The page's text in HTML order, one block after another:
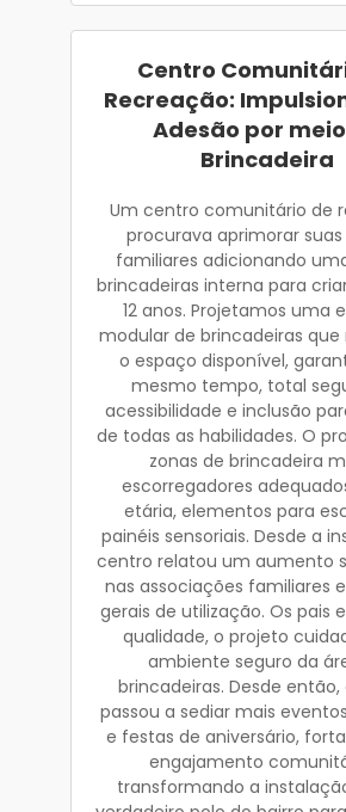
Centro
Recreação:
Adesão por
Brincadeira
Um centro comunitário de
procurava aprimorar
familiares adicionando
brincadeiras interna para
12 anos. Projetamos uma
modular de brincadeiras que
o espaço disponível,
mesmo tempo, total
acessibilidade e inclusão
de todas as habilidades. O
zonas de brincadeira
escorregadores
etária, elementos para
painéis sensoriais. Desde a
centro relatou um aumento
nas associações familiares
gerais de utilização. Os pais
qualidade, o projeto
ambiente seguro da
brincadeiras. Desde
passou a sediar mais
e festas de aniversário,
engajamento
transformando a